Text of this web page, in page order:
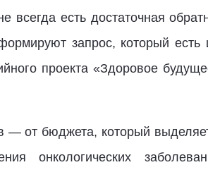
всегда есть достаточная
запрос, который есть
проекта «Здоровое
— от бюджета, который
онкологических